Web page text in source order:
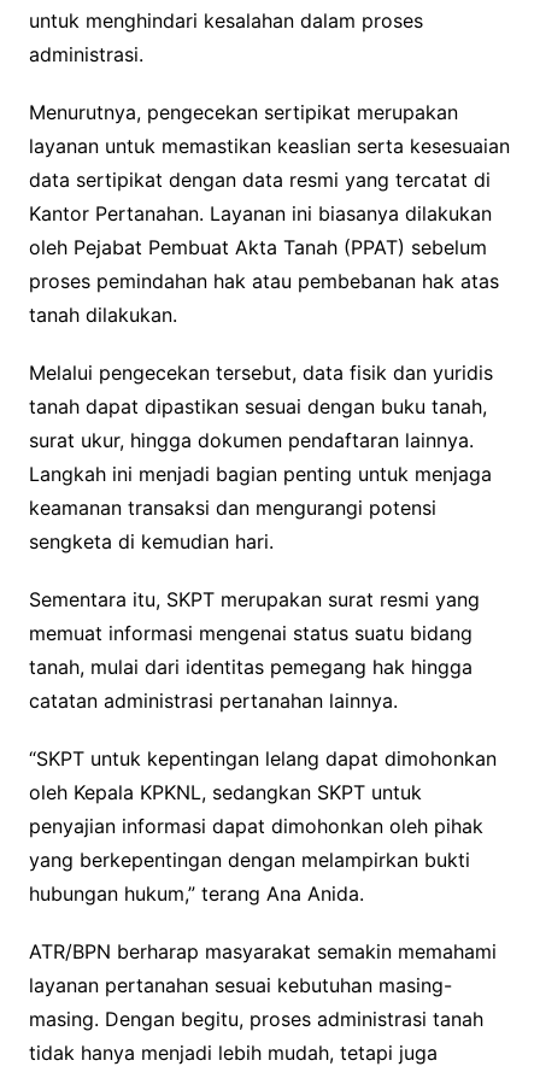
untuk menghindari kesalahan dalam proses
administrasi.
Menurutnya, pengecekan sertipikat merupakan
layanan untuk memastikan keaslian serta kesesuaian
data sertipikat dengan data resmi yang tercatat di
Kantor Pertanahan. Layanan ini biasanya dilakukan
oleh Pejabat Pembuat Akta Tanah (PPAT) sebelum
proses pemindahan hak atau pembebanan hak atas
tanah dilakukan.
Melalui pengecekan tersebut, data fisik dan yuridis
tanah dapat dipastikan sesuai dengan buku tanah,
surat ukur, hingga dokumen pendaftaran lainnya.
Langkah ini menjadi bagian penting untuk menjaga
keamanan transaksi dan mengurangi potensi
sengketa di kemudian hari.
Sementara itu, SKPT merupakan surat resmi yang
memuat informasi mengenai status suatu bidang
tanah, mulai dari identitas pemegang hak hingga
catatan administrasi pertanahan lainnya.
“SKPT untuk kepentingan lelang dapat dimohonkan
oleh Kepala KPKNL, sedangkan SKPT untuk
penyajian informasi dapat dimohonkan oleh pihak
yang berkepentingan dengan melampirkan bukti
hubungan hukum,” terang Ana Anida.
ATR/BPN berharap masyarakat semakin memahami
layanan pertanahan sesuai kebutuhan masing-
masing. Dengan begitu, proses administrasi tanah
tidak hanya menjadi lebih mudah, tetapi juga